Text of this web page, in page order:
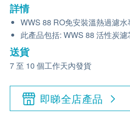
詳情
WWS 88 RO免安裝溫熱過濾
此產品包括: WWS 88 活性炭濾
送貨
7 至 10 個工作天內發貨
即睇全店產品